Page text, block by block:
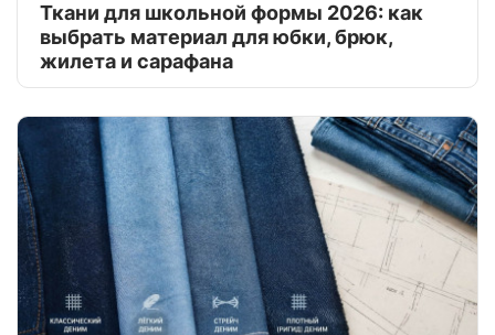
Ткани для школьной формы 2026: как
выбрать материал для юбки, брюк,
жилета и сарафана